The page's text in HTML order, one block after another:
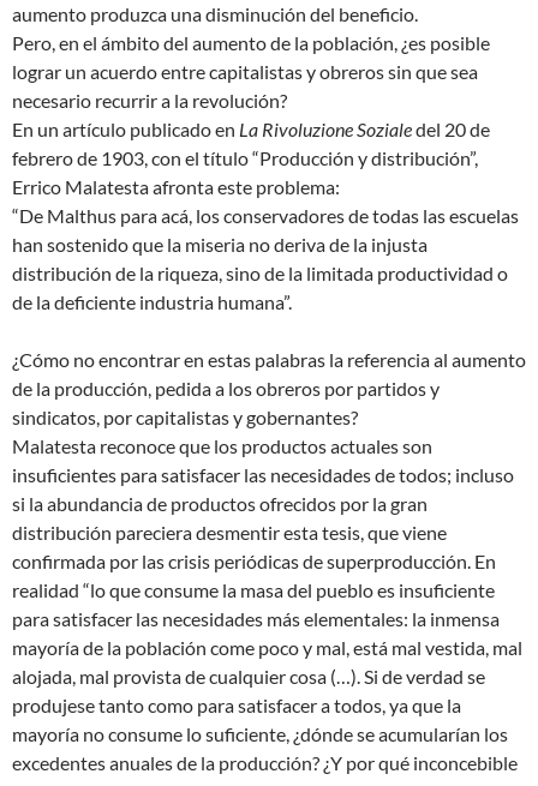
aumento produzca una disminución del beneficio.
Pero, en el ámbito del aumento de la población, ¿es posible
lograr un acuerdo entre capitalistas y obreros sin que sea
necesario recurrir a la revolución?
En un artículo publicado en La Rivoluzione Sozialedel 20 de
febrero de 1903, con el título “Producción y distribución”,
Errico Malatesta afronta este problema:
“De Malthus para acá, los conservadores de todas las escuelas
han sostenido que la miseria no deriva de la injusta
distribución de la riqueza, sino de la limitada productividad o
de la deficiente industria humana”.
¿Cómo no encontrar en estas palabras la referencia al aumento
de la producción, pedida a los obreros por partidos y
sindicatos, por capitalistas y gobernantes?
Malatesta reconoce que los productos actuales son
insuficientes para satisfacer las necesidades de todos; incluso
si la abundancia de productos ofrecidos por la gran
distribución pareciera desmentir esta tesis, que viene
confirmada por las crisis periódicas de superproducción. En
realidad “lo que consume la masa del pueblo es insuficiente
para satisfacer las necesidades más elementales: la inmensa
mayoría de la población come poco y mal, está mal vestida, mal
alojada, mal provista de cualquier cosa (…). Si de verdad se
produjese tanto como para satisfacer a todos, ya que la
mayoría no consume lo suficiente, ¿dónde se acumularían los
excedentes anuales de la producción? ¿Y por qué inconcebible